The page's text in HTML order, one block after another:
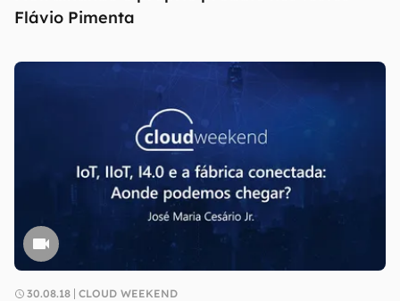
Flávio Pimenta
30.08.18 CLOUD WEEKEND